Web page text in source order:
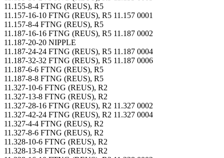
11.155-8-4 FTNG (REUS), R5
11.157-16-10 FTNG (REUS), R5 11.157 0001
11.157-8-4 FTNG (REUS), R5
11.187-16-16 FTNG (REUS), R5 11.187 0002
11.187-20-20 NIPPLE
11.187-24-24 FTNG (REUS), R5 11.187 0004
11.187-32-32 FTNG (REUS), R5 11.187 0006
11.187-6-6 FTNG (REUS), R5
11.187-8-8 FTNG (REUS), R5
11.327-10-6 FTNG (REUS), R2
11.327-13-8 FTNG (REUS), R2
11.327-28-16 FTNG (REUS), R2 11.327 0002
11.327-42-24 FTNG (REUS), R2 11.327 0004
11.327-4-4 FTNG (REUS), R2
11.327-8-6 FTNG (REUS), R2
11.328-10-6 FTNG (REUS), R2
11.328-13-8 FTNG (REUS), R2